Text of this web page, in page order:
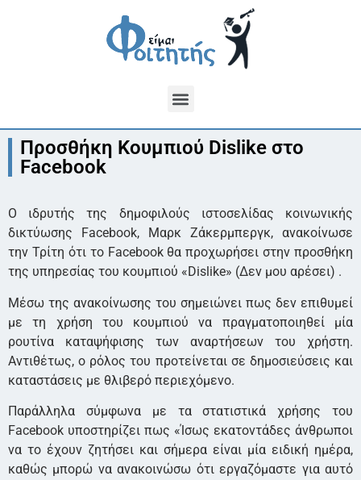
Προσθήκη Κουμπιού Dislike στο
Facebook
Ο ιδρυτής της δημοφιλούς ιστοσελίδας κοινωνικής
δικτύωσης Facebook, Μαρκ Ζάκερμπεργκ, ανακοίνωσε
την Τρίτη ότι το Facebook θα προχωρήσει στην προσθήκη
της υπηρεσίας του κουμπιού «Dislike» (Δεν μου αρέσει) .
Μέσω της ανακοίνωσης του σημειώνει πως δεν επιθυμεί
με τη χρήση του κουμπιού να πραγματοποιηθεί μία
ρουτίνα καταψήφισης των αναρτήσεων του χρήστη.
Αντιθέτως, ο ρόλος του προτείνεται σε δημοσιεύσεις και
καταστάσεις με θλιβερό περιεχόμενο.
Παράλληλα σύμφωνα με τα στατιστικά χρήσης του
Facebook υποστηρίζει πως «Ίσως εκατοντάδες άνθρωποι
να το έχουν ζητήσει και σήμερα είναι μία ειδική ημέρα,
καθώς μπορώ να ανακοινώσω ότι εργαζόμαστε για αυτό